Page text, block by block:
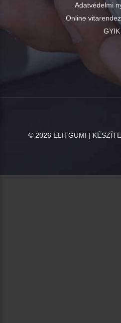
Adatvédelmi
Online
GYIK
© 2026 ELITGUMI |